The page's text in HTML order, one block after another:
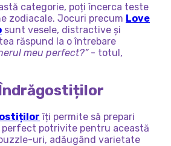
categorie, poți încerca teste
zodiacale. Jocuri precum Love
sunt vesele, distractive și
răspund la o întrebare
meu perfect?”- totul,
Îndrăgostiților
îți permite să prepari
potrivite pentru această
uri, adăugând varietate